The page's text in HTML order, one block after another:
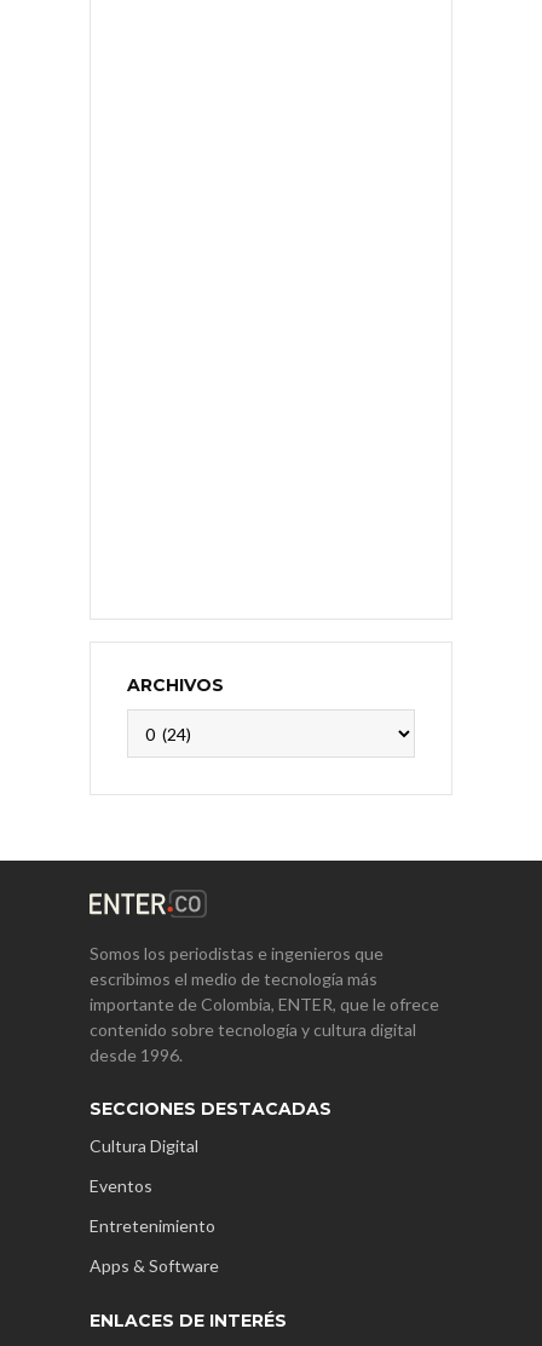
ARCHIVOS
Somos los periodistas e ingenieros que
escribimos el medio de tecnología más
importante de Colombia, ENTER, que le ofrece
contenido sobre tecnología y cultura digital
desde 1996.
SECCIONES DESTACADAS
Cultura Digital
Eventos
Entretenimiento
Apps & Software
ENLACES DE INTERÉS